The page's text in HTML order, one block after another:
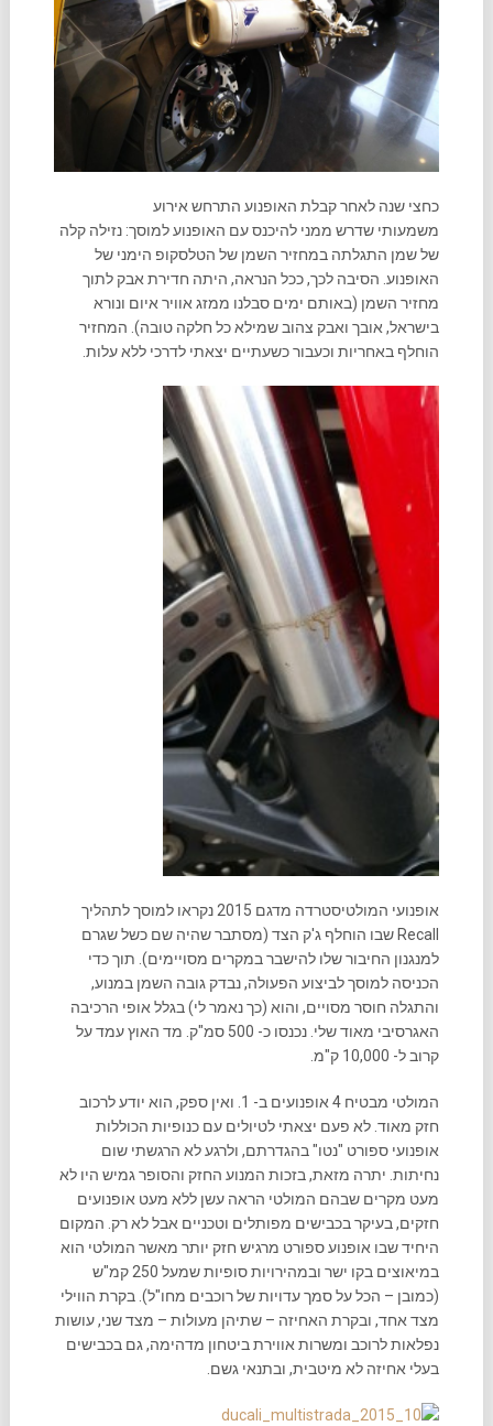
כחצי שנה לאחר קבלת האופנוע התרחש אירוע
משמעותי שדרש ממני להיכנס עם האופנוע למוסך: נזילה קלה
של שמן התגלתה במחזיר השמן של הטלסקופ הימני של
האופנוע. הסיבה לכך, ככל הנראה, היתה חדירת אבק לתוך
מחזיר השמן (באותם ימים סבלנו ממזג אוויר איום ונורא
בישראל, אובך ואבק צהוב שמילא כל חלקה טובה). המחזיר
הוחלף באחריות וכעבור כשעתיים יצאתי לדרכי ללא עלות.
אופנועי המולטיסטרדה מדגם 2015 נקראו למוסך לתהליך
Recall שבו הוחלף ג'ק הצד (מסתבר שהיה שם כשל שגרם
למנגנון החיבור שלו להישבר במקרים מסויימים). תוך כדי
הכניסה למוסך לביצוע הפעולה, נבדק גובה השמן במנוע,
והתגלה חוסר מסויים, והוא (כך נאמר לי) בגלל אופי הרכיבה
האגרסיבי מאוד שלי. נכנסו כ- 500 סמ"ק. מד האוץ עמד על
קרוב ל- 10,000 ק"מ.
המולטי מבטיח 4 אופנועים ב- 1. ואין ספק, הוא יודע לרכוב
חזק מאוד. לא פעם יצאתי לטיולים עם כנופיות הכוללות
אופנועי ספורט "נטו" בהגדרתם, ולרגע לא הרגשתי שום
נחיתות. יתרה מזאת, בזכות המנוע החזק והסופר גמיש היו לא
מעט מקרים שבהם המולטי הראה עשן ללא מעט אופנועים
חזקים, בעיקר בכבישים מפותלים וטכניים אבל לא רק. המקום
היחיד שבו אופנוע ספורט מרגיש חזק יותר מאשר המולטי הוא
במיאוצים בקו ישר ובמהירויות סופיות שמעל 250 קמ"ש
(כמובן – הכל על סמך עדויות של רוכבים מחו"ל). בקרת הווילי
מצד אחד, ובקרת האחיזה – שתיהן מעולות – מצד שני, עושות
נפלאות לרוכב ומשרות אווירת ביטחון מדהימה, גם בכבישים
בעלי אחיזה לא מיטבית, ובתנאי גשם.